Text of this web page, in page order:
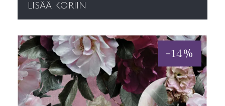
LISÄÄ KORIIN
-14%